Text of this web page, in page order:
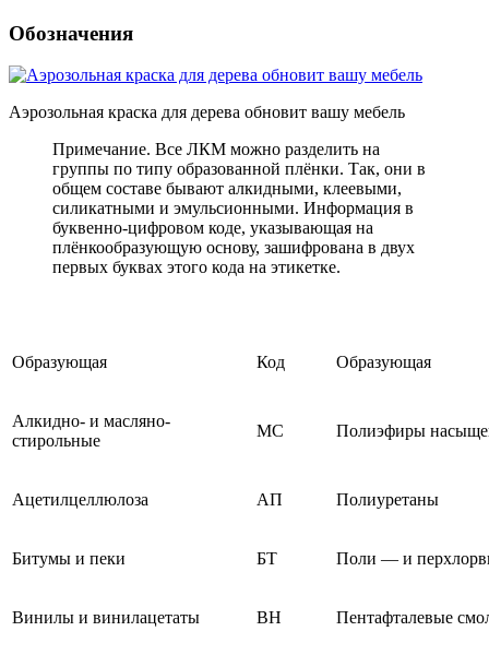
Обозначения
Аэрозольная краска для дерева обновит вашу мебель
Примечание. Все ЛКМ можно разделить на
группы по типу образованной плёнки. Так, они в
общем составе бывают алкидными, клеевыми,
силикатными и эмульсионными. Информация в
буквенно-цифровом коде, указывающая на
плёнкообразующую основу, зашифрована в двух
первых буквах этого кода на этикетке.
Образующая Код Образующая
Алкидно- и масляно-
стирольные
MC Полиэфиры
Ацетилцеллюлоза АП Полиуретаны
Битумы и пеки БТ Поли — и
Винилы и винилацетаты ВН Пентафталевые